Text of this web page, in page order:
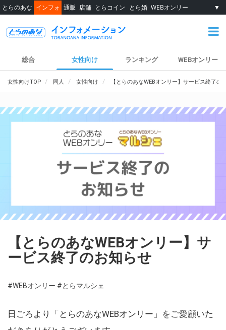
とらのあな インフォ 通販 店舗 とらコイン とら婚 WEBオンリー ▼
総合 女性向け ランキング WEBオンリー
女性向けTOP 同人 女性向け 【とらのあなWEBオンリー】サービス終了の
【とらのあなWEBオンリー】サ
ービス終了のお知らせ
#WEBオンリー #とらマルシェ
日ごろより「とらのあなWEBオンリー」をご愛顧いた